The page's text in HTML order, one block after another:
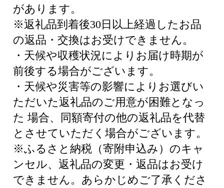
があります。
※返礼品到着後30日以上経過したお品
の返品・交換はお受けできません。
・天候や収穫状況によりお届け時期が
前後する場合がございます。
・天候や災害等の影響によりお選びい
ただいた返礼品のご用意が困難となっ
た 場合、同額寄付の他の返礼品を代替
とさせていただく場合がございます。
※ふるさと納税（寄附申込み）のキャ
ンセル、返礼品の変更・返品はお受け
できません。あらかじめご了承くださ